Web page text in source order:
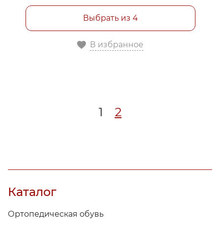
Выбрать из 4
В избранное
1 2
Каталог
Ортопедическая обувь